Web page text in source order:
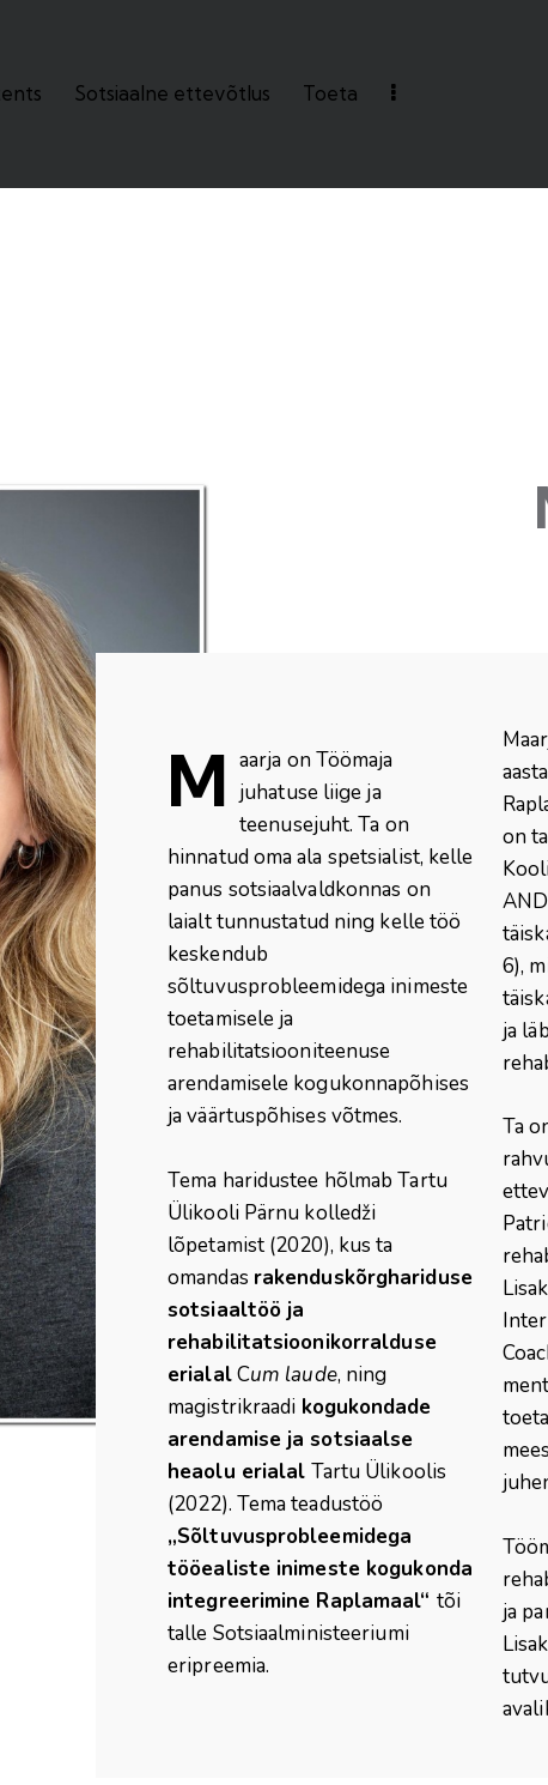
Sotsiaalne ettevõtlus Toeta
M aarja on Töömaja
juhatuse liige ja
teenusejuht. Ta on
hinnatud oma ala spetsialist, kelle
panus sotsiaalvaldkonnas on
laialt tunnustatud ning kelle töö
keskendub
sõltuvusprobleemidega inimeste
toetamisele ja
rehabilitatsiooniteenuse
arendamisele kogukonnapõhises
ja väärtuspõhises võtmes.
Tema haridustee hõlmab Tartu
Ülikooli Pärnu kolledži
lõpetamist (2020), kus ta
omandas rakenduskõrghariduse
sotsiaaltöö ja
rehabilitatsioonikorralduse
erialalCum laude, ning
magistrikraadi kogukondade
arendamise ja sotsiaalse
heaolu erialal Tartu Ülikoolis
(2022). Tema teadustöö
„Sõltuvusprobleemidega
tööealiste inimeste kogukonda
integreerimine Raplamaal“ tõi
talle Sotsiaalministeeriumi
eripreemia.
on
6),
ja
Ta
ja